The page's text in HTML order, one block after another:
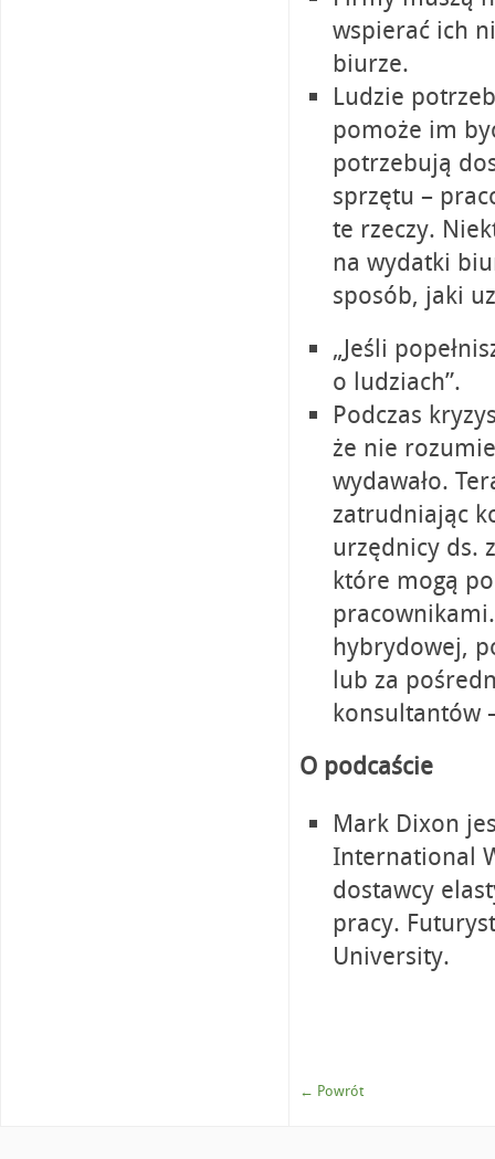
wspierać ich
biurze.
Ludzie
pomoże im
potrzebują
sprzętu –
te rzeczy.
na wydatki
sposób, jaki
„Jeśli
o ludziach”.
Podczas
że nie
wydawało.
zatrudniając
urzędnicy ds.
które mogą
hybrydowej,
lub za
konsultantów
O podcaście
Mark Dixon
International
dostawcy
pracy.
University.
← Powrót